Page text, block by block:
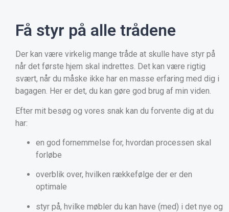
Få styr på alle trådene
Der kan være virkelig mange tråde at skulle have styr på
når det første hjem skal indrettes. Det kan være rigtig
svært, når du måske ikke har en masse erfaring med dig i
bagagen. Her er det, du kan gøre god brug af min viden.
Efter mit besøg og vores snak kan du forvente dig at du
har:
en god fornemmelse for, hvordan processen skal
forløbe
overblik over, hvilken rækkefølge der er den
optimale
styr på, hvilke møbler du kan have (med) i det nye og